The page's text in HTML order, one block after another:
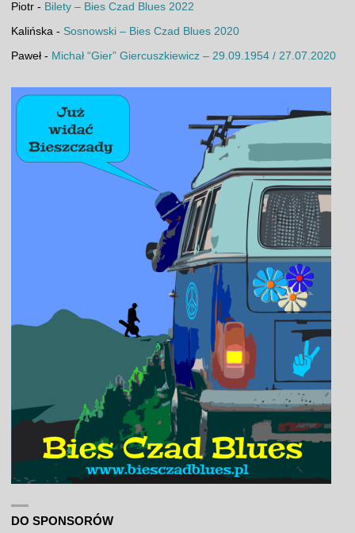
Piotr- Bilety – Bies Czad Blues 2022
Kalińska - Sosnowski – Bies Czad Blues 2020
Paweł- Michał “Gier” Giercuszkiewicz – 29.09.1954 / 27.07.2020
DO SPONSORÓW